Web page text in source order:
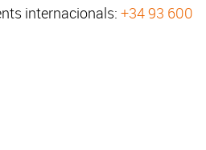
internacionals: +34 93 600